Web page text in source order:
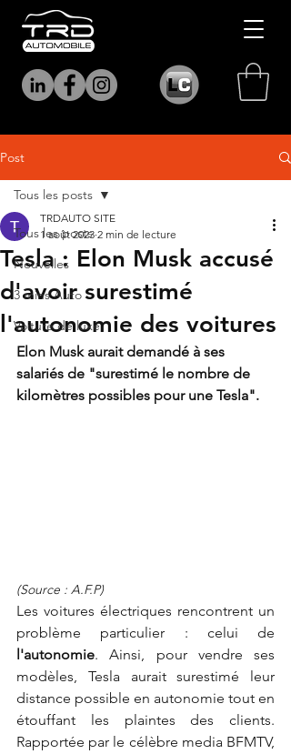
Post
Tous les posts
Nouvelles
3 mins Auto
Voiture de luxe
Tous les posts
Tesla : Elon Musk accusé
d'avoir surestimé
l'autonomie des voitures
TRDAUTO SITE
1 août 2023 2 min de lecture
Elon Musk aurait demandé à ses
salariés de "surestimé le nombre de
kilomètres possibles pour une Tesla".
(Source : A.F.P)
Les voitures électriques rencontrent un
problème particulier : celui de
l'autonomie. Ainsi, pour vendre ses
modèles, Tesla aurait surestimé leur
distance possible en autonomie tout en
étouffant les plaintes des clients.
Rapportée par le célèbre media BFMTV,